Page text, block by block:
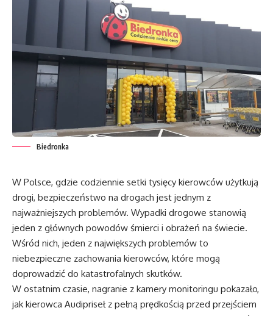
Biedronka
W Polsce, gdzie codziennie setki tysięcy kierowców użytkują
drogi, bezpieczeństwo na drogach jest jednym z
najważniejszych problemów. Wypadki drogowe stanowią
jeden z głównych powodów śmierci i obrażeń na świecie.
Wśród nich, jeden z największych problemów to
niebezpieczne zachowania kierowców, które mogą
doprowadzić do katastrofalnych skutków.
W ostatnim czasie, nagranie z kamery monitoringu pokazało,
jak kierowca Audipriseł z pełną prędkością przed przejściem